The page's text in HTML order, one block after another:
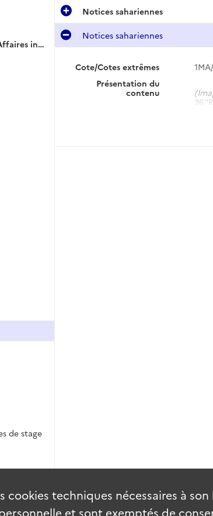
l'Intérieur.
de stage
Notices sahariennes
Notices sahariennes
Cote/Cotes extrêmes
Présentation du
contenu
cookies techniques nécessaires à
et sont exemptés de